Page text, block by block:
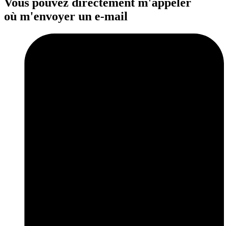
Vous pouvez directement m'appeler
où m'envoyer un e-mail